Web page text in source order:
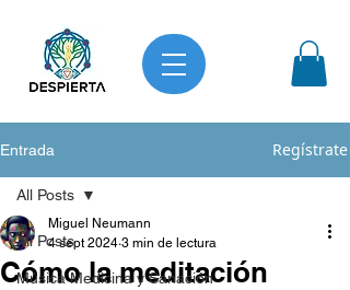
Entrada Regístrate
All Posts
Música Medicina y Sanación
All Posts
Cómo la meditación
Miguel Neumann
4 sept 2024 3 min de lectura